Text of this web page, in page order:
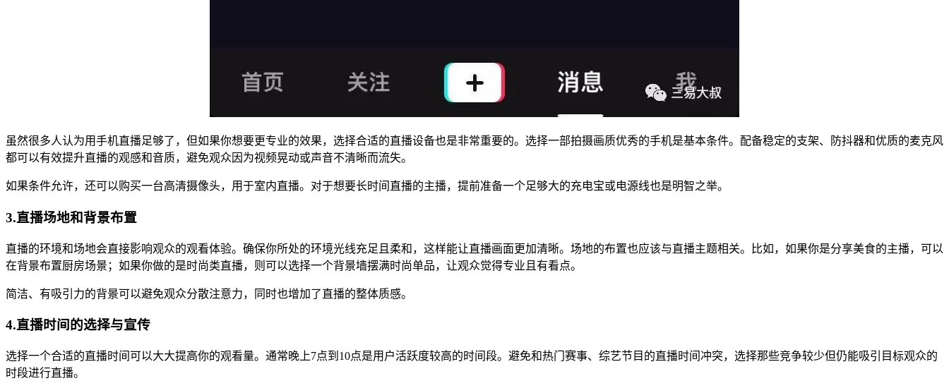
虽然很多人认为用手机直播足够了，但如果你想要更专业的效果，选择合适的直播设备也是非常重要的。选择一部拍摄画质优秀的手机是基本条件。配备稳定的支架、防抖器和优质的麦克风
都可以有效提升直播的观感和音质，避免观众因为视频晃动或声音不清晰而流失。
如果条件允许，还可以购买一台高清摄像头，用于室内直播。对于想要长时间直播的主播，提前准备一个足够大的充电宝或电源线也是明智之举。
3.直播场地和背景布置
直播的环境和场地会直接影响观众的观看体验。确保你所处的环境光线充足且柔和，这样能让直播画面更加清晰。场地的布置也应该与直播主题相关。比如，如果你是分享美食的主播，可以
在背景布置厨房场景；如果你做的是时尚类直播，则可以选择一个背景墙摆满时尚单品，让观众觉得专业且有看点。
简洁、有吸引力的背景可以避免观众分散注意力，同时也增加了直播的整体质感。
4.直播时间的选择与宣传
选择一个合适的直播时间可以大大提高你的观看量。通常晚上7点到10点是用户活跃度较高的时间段。避免和热门赛事、综艺节目的直播时间冲突，选择那些竞争较少但仍能吸引目标观众的
时段进行直播。